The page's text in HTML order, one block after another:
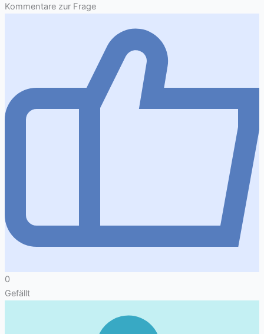
Kommentare zur Frage
0
Gefällt